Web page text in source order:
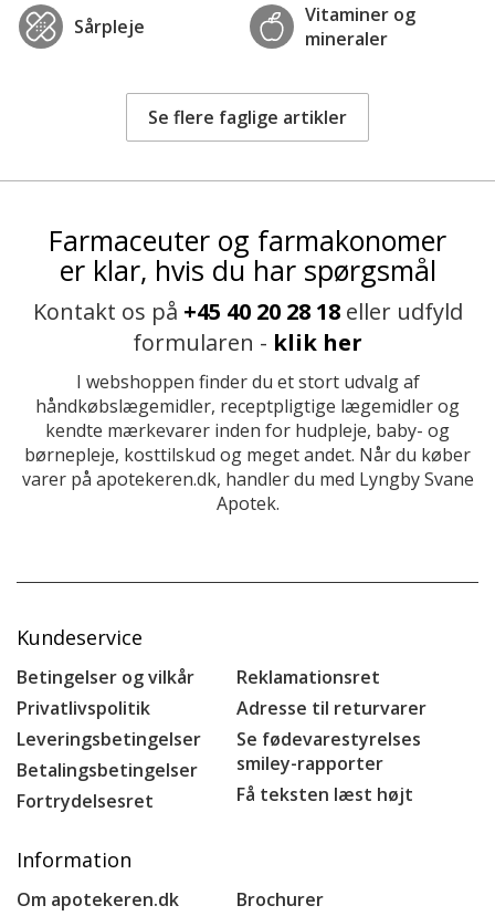
Sårpleje
Vitaminer og
mineraler
Se flere faglige artikler
Farmaceuter og farmakonomer
er klar, hvis du har spørgsmål
Kontakt os på +45 40 20 28 18eller udfyld
formularen - klik her
I webshoppen finder du et stort udvalg af
håndkøbslægemidler, receptpligtige lægemidler og
kendte mærkevarer inden for hudpleje, baby- og
børnepleje, kosttilskud og meget andet. Når du køber
varer på apotekeren.dk, handler du med Lyngby Svane
Apotek.
Kundeservice
Betingelser og vilkår
Privatlivspolitik
Leveringsbetingelser
Betalingsbetingelser
Fortrydelsesret
Reklamationsret
Adresse til returvarer
Se fødevarestyrelses
smiley-rapporter
Få teksten læst højt
Information
Om apotekeren.dk
Brochurer